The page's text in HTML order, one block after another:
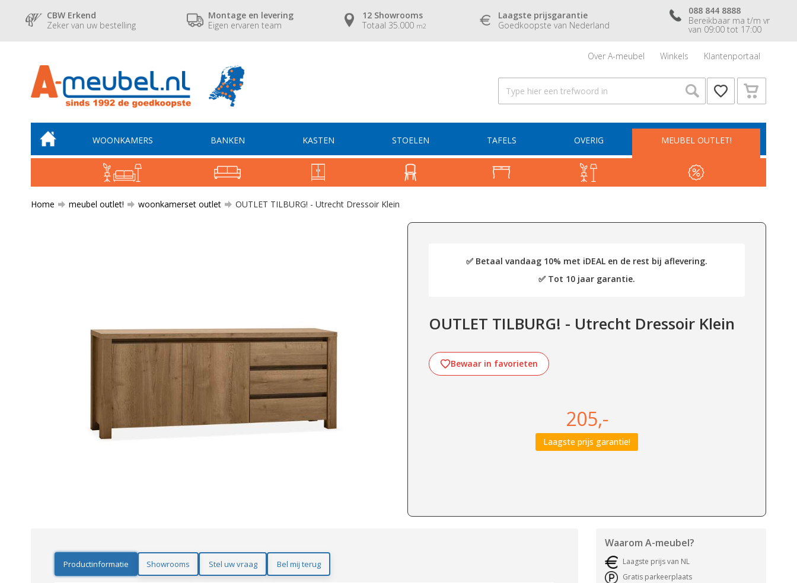
CBW Erkend
Zeker van uw bestelling
Montage en levering
Eigen ervaren team
12 Showrooms
Totaal 35.000 m2
Laagste prijsgarantie
Goedkoopste van Nederland
088 844 8888
Bereikbaar ma t/m vr
van 09:00 tot 17:00
Over A-meubel Winkels Klantenportaal
WOONKAMERS BANKEN KASTEN STOELEN TAFELS OVERIG MEUBEL OUTLET!
Home meubel outlet! woonkamerset outlet OUTLET TILBURG! - Utrecht Dressoir Klein
✅ Betaal vandaag 10% met iDEAL en de rest bij aflevering.
✅ Tot 10 jaar garantie.
OUTLET TILBURG! - Utrecht Dressoir Klein
Bewaar in favorieten
205,-
Laagste prijs garantie!
Productinformatie Showrooms Stel uw vraag Bel mij terug
Waarom A-meubel?
Laagste prijs van NL
Gratis parkeerplaats